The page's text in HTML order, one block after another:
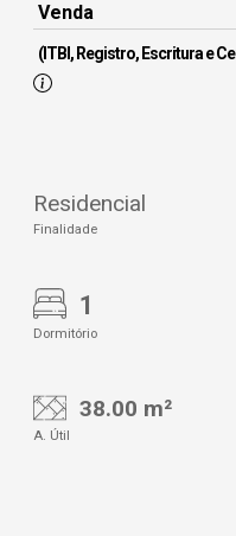
Venda
(ITBI, Registro, Escritura e
Residencial
Finalidade
1
Dormitório
38.00 m²
A. Útil